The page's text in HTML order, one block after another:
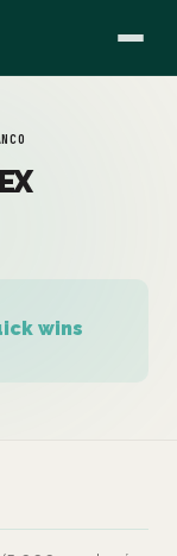
wins